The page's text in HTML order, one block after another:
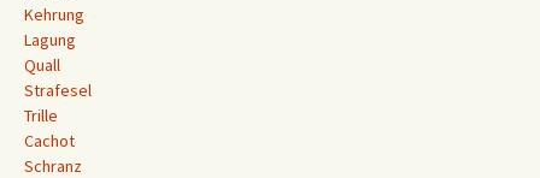
Kehrung
Lagung
Quall
Strafesel
Trille
Cachot
Schranz